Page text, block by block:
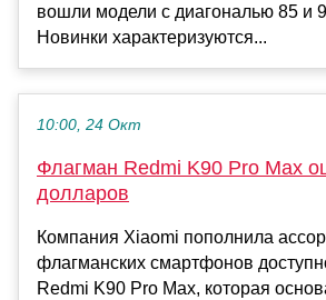
вошли модели с диагональю 85 и
Новинки характеризуются...
10:00, 24 Окт
Флагман Redmi K90 Pro Max
долларов
Компания Xiaomi пополнила
флагманских смартфонов
Redmi K90 Pro Max, которая